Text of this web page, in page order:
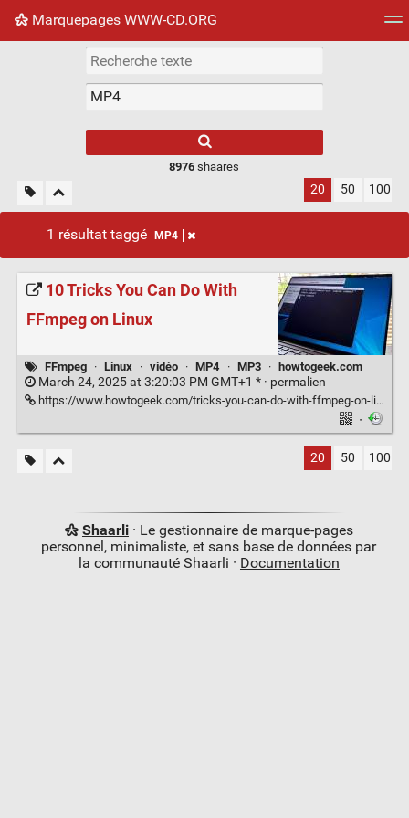
Marquepages WWW-CD.ORG
Nuage de tags Mur d'images
8976 shaares
20 50 100
1 résultat taggé MP4
10 Tricks You Can Do With
FFmpeg on Linux
FFmpeg · Linux · vidéo · MP4 · MP3 · howtogeek.com
March 24, 2025 at 3:20:03 PM GMT+1 * · permalien
https://www.howtogeek.com/tricks-you-can-do-with-ffmpeg-on-linux/
·
20 50 100
Shaarli· Le gestionnaire de marque-pages
personnel, minimaliste, et sans base de données par
la communauté Shaarli · Documentation